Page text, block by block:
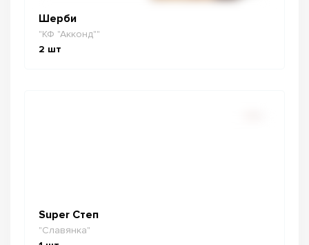
Шерби
"КФ "Акконд""
2 шт
Super Степ
"Славянка"